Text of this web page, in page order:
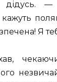
дідусь.
кажуть
Я